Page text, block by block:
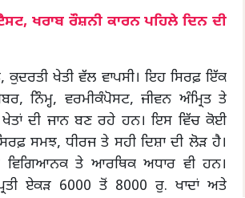
ਖਰਾਬ ਰੌਸ਼ਨੀ ਕਾਰਨ ਪਹਿਲੇ ਦਿਨ ਦੀ
ਖੇਤੀ ਵੱਲ ਵਾਪਸੀ। ਇਹ ਸਿਰਫ਼ ਇੱਕ
ਨਿੰਮ੍ਹ, ਵਰਮੀਕੰਪੋਸਟ, ਜੀਵਨ ਅੰਮ੍ਰਿਤ ਤੇ
ਖੇਤਾਂ ਦੀ ਜਾਨ ਬਣ ਰਹੇ ਹਨ। ਇਸ ਵਿੱਚ ਕੋਈ
ਸਮਝ, ਧੀਰਜ ਤੇ ਸਹੀ ਦਿਸ਼ਾ ਦੀ ਲੋੜ ਹੈ।
ਵਿਗਿਆਨਕ ਤੇ ਆਰਥਿਕ ਅਧਾਰ ਵੀ ਹਨ।
ਏਕੜ 6000 ਤੋਂ 8000 ਰੁ. ਖਾਦਾਂ ਅਤੇ